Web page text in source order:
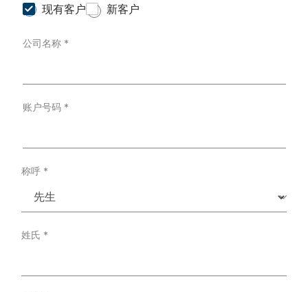
C
u
t
T
现有客户 新客户
公司名称 *
账户号码 *
称呼 *
姓氏 *